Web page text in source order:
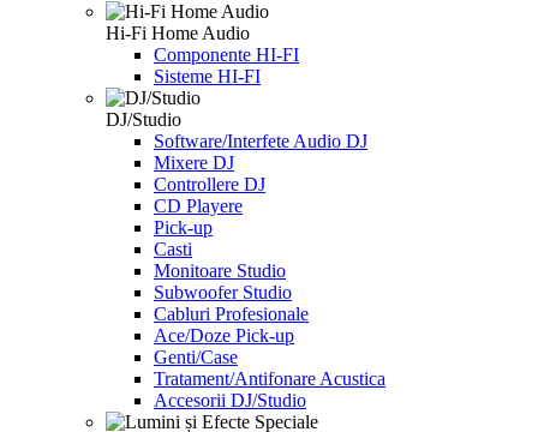
Hi-Fi Home Audio
Componente HI-FI
Sisteme HI-FI
DJ/Studio
Software/Interfete Audio DJ
Mixere DJ
Controllere DJ
CD Playere
Pick-up
Casti
Monitoare Studio
Subwoofer Studio
Cabluri Profesionale
Ace/Doze Pick-up
Genti/Case
Tratament/Antifonare Acustica
Accesorii DJ/Studio